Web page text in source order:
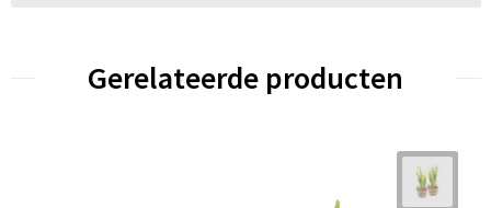
Gerelateerde producten